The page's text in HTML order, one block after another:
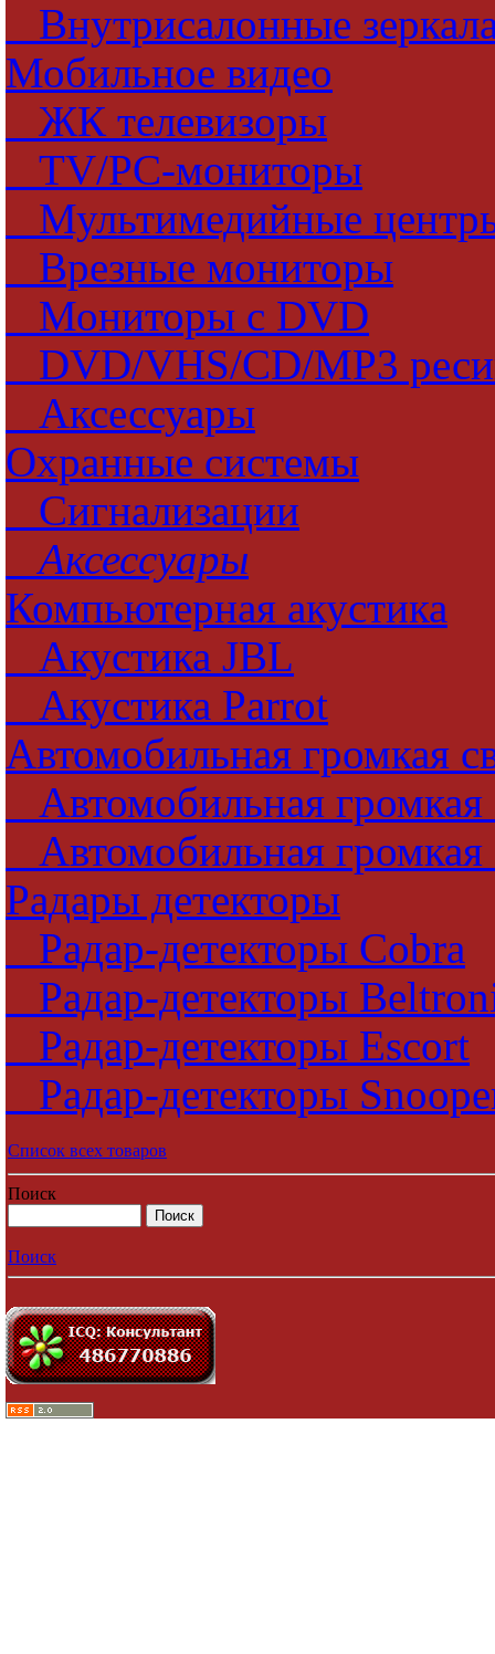
Внутрисалонные
Мобильное видео
ЖК телевизоры
TV/PC-мониторы
Мультимедийные
Врезные мониторы
Мониторы с DVD
DVD/VHS/CD/MP3
Аксессуары
Охранные системы
Сигнализации
Аксессуары
Компьютерная акустика
Акустика JBL
Акустика Parrot
Автомобильная громкая
Автомобильная громкая
Автомобильная громкая
Радары детекторы
Радар-детекторы Cobra
Радар-детекторы
Радар-детекторы Escort
Радар-детекторы
Список всех товаров
Поиск
Поиск